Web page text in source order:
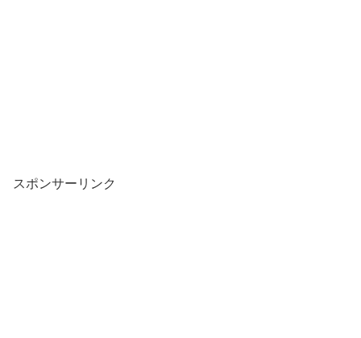
スポンサーリンク